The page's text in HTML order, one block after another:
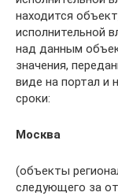
находится
исполнительной
над данным
значения,
виде на портал и
сроки:
Москва
(объекты
следующего за